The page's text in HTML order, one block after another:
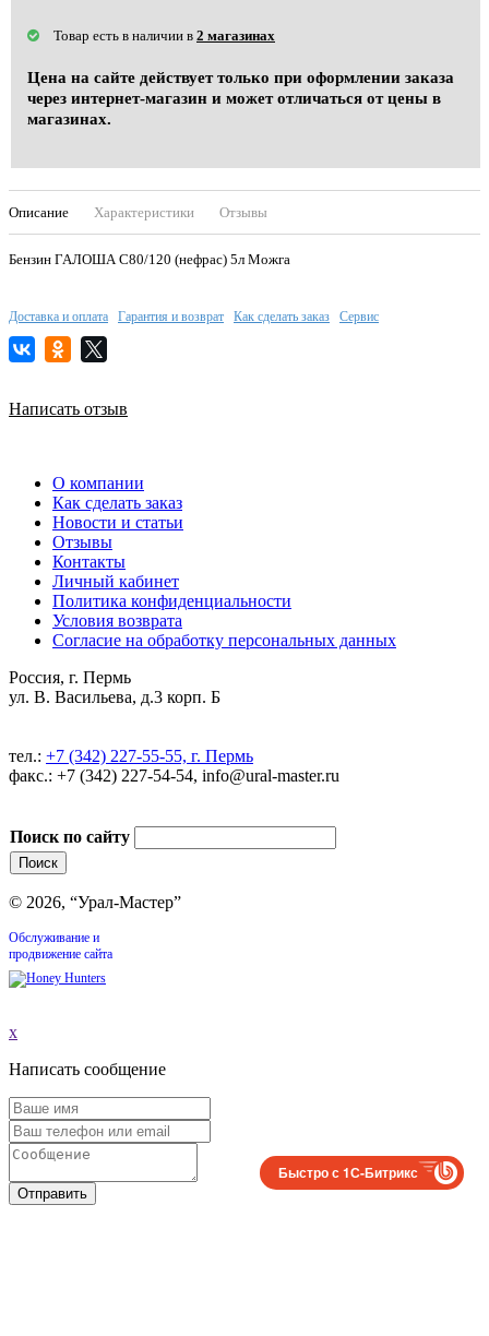
Товар есть в наличии в 2 магазинах
Цена на сайте действует только при оформлении заказа
через интернет-магазин и может отличаться от цены в
магазинах.
Описание Характеристики Отзывы
Бензин ГАЛОША С80/120 (нефрас) 5л Можга
Доставка и оплата Гарантия и возврат Как сделать заказ Сервис
Написать отзыв
О компании
Как сделать заказ
Новости и статьи
Отзывы
Контакты
Личный кабинет
Политика конфиденциальности
Условия возврата
Согласие на обработку персональных данных
Россия, г. Пермь
ул. В. Васильева, д.3 корп. Б
тел.: +7 (342) 227-55-55, г. Пермь
факс.: +7 (342) 227-54-54, info@ural-master.ru
Поиск по сайту
© 2026, “Урал-Мастер”
Обслуживание и
продвижение сайта
x
Написать сообщение
Отправить
Быстро с 1С-Битрикс